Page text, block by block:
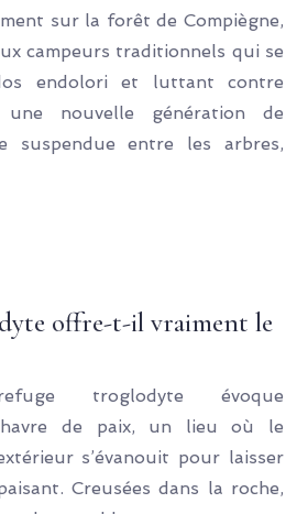
sur la forêt de Compiègne,
campeurs traditionnels qui se
endolori et luttant contre
nouvelle génération de
suspendue entre les arbres,
offre-t-il vraiment le
troglodyte évoque
havre de paix, un lieu où le
s’évanouit pour laisser
Creusées dans la roche,